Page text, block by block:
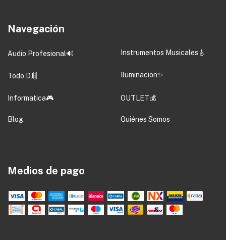
Navegación
Audio Profesional🔊 Instrumentos Musicales🎸
Todo DJ🎚️ Iluminacion✨
Informatica🎮 OUTLET💰
Blog Quiénes Somos
Medios de pago